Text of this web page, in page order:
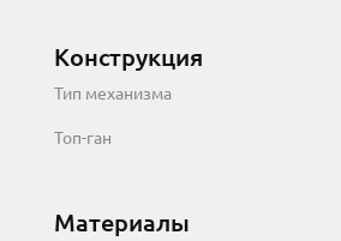
Конструкция
Тип механизма
Топ-ган
Материалы